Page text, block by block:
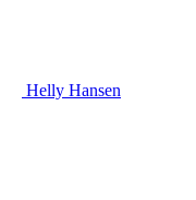
Helly Hansen